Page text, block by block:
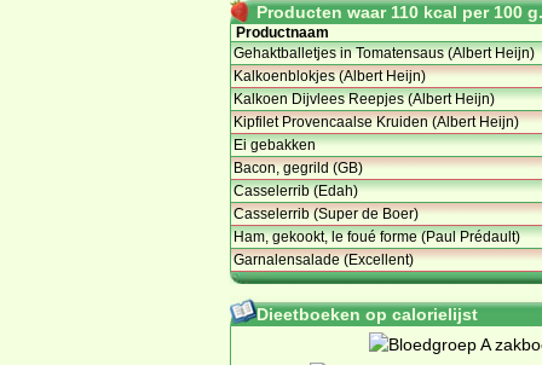
Producten waar 110 kcal per 100
Productnaam
Gehaktballetjes in Tomatensaus (Albert Heijn)
Kalkoenblokjes (Albert Heijn)
Kalkoen Dijvlees Reepjes (Albert Heijn)
Kipfilet Provencaalse Kruiden (Albert Heijn)
Ei gebakken
Bacon, gegrild (GB)
Casselerrib (Edah)
Casselerrib (Super de Boer)
Ham, gekookt, le foué forme (Paul Prédault)
Garnalensalade (Excellent)
Dieetboeken op calorielijst